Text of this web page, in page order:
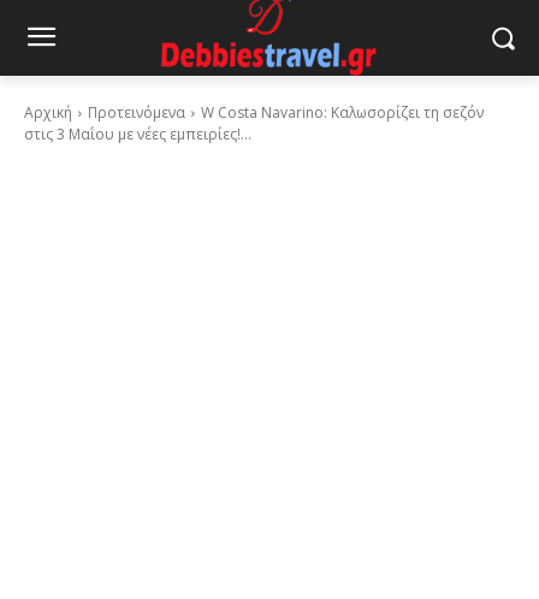
Αρχική Προτεινόμενα
W Costa Navarino: Καλωσορίζει τη σεζόν
στις 3 Μαΐου με νέες εμπειρίες!...